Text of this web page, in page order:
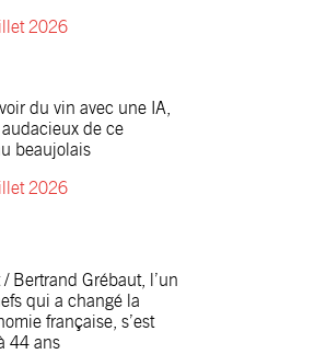
2026
du vin avec une IA,
de ce
beaujolais
2026
/ Bertrand Grébaut, l’un
qui a changé la
française, s’est
44 ans